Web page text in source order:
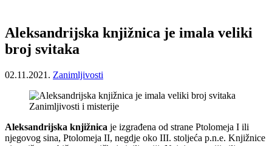
Aleksandrijska knjižnica je imala veliki
broj svitaka
02.11.2021. Zanimljivosti
Zanimljivosti i misterije
Aleksandrijska knjižnica je izgrađena od strane Ptolomeja I ili
njegovog sina, Ptolomeja II, negdje oko III. stoljeća p.n.e. Knjižnice